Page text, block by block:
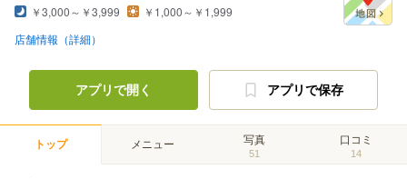
￥3,000～￥3,999 ￥1,000～￥1,999
店舗情報（詳細）
アプリで開く アプリで保存
トップ メニュー 写真
51
口コミ
14